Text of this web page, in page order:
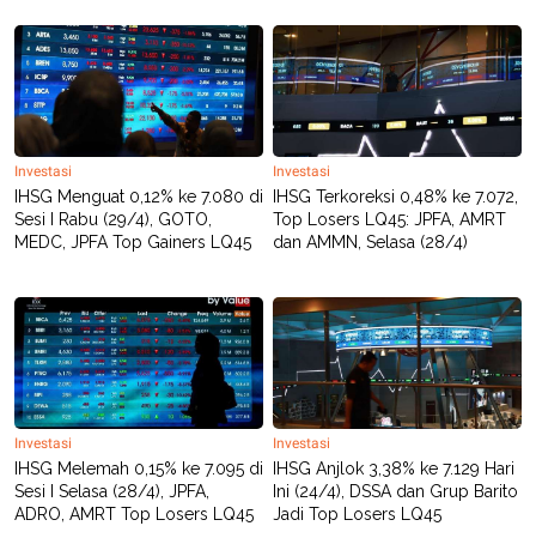
A
K
N
E
P
A
P
E
R
A
D
V
E
R
T
I
S
I
N
K
G
M
E
D
I
A
.
D
Investasi
IHSG Menguat 0,12% ke 7.080 di
Sesi I Rabu (29/4), GOTO,
MEDC, JPFA Top Gainers LQ45
Investasi
IHSG Terkoreksi 0,48% ke 7.072,
Top Losers LQ45: JPFA, AMRT
dan AMMN, Selasa (28/4)
Investasi
IHSG Melemah 0,15% ke 7.095 di
Sesi I Selasa (28/4), JPFA,
ADRO, AMRT Top Losers LQ45
Investasi
IHSG Anjlok 3,38% ke 7.129 Hari
Ini (24/4), DSSA dan Grup Barito
Jadi Top Losers LQ45